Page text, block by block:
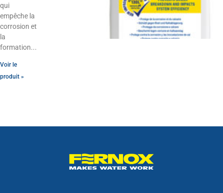
qui
empêche la
corrosion et
la
formation
Voir le
produit »